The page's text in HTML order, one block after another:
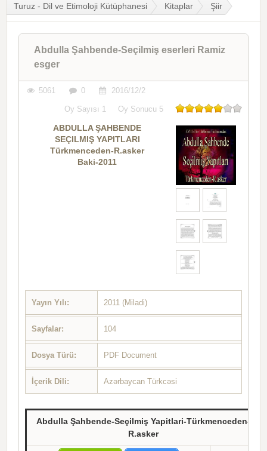
Turuz - Dil ve Etimoloji Kütüphanesi Kitaplar Şiir
Abdulla Şahbende-Seçilmiş eserleri Ramiz
esger
5061 0 2016/12/2
Oy Sayısı 1 Oy Sonucu 5
ABDULLA ŞAHBENDE
SEÇILMIŞ YAPITLARI
Türkmenceden-R.asker
Baki-2011
Yayın Yılı: 2011 (Miladi)
Sayfalar: 104
Dosya Türü: PDF Document
İçerik Dili: Azərbaycan Türkcəsi
Abdulla Şahbende-Seçilmiş Yapitlari-Türkmenceden-
R.asker